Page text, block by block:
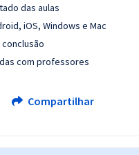
das aulas
iOS, Windows e Mac
com professores
Compartilhar